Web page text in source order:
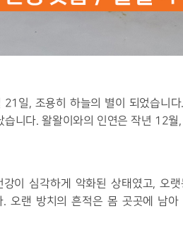
일, 조용히 하늘의 별이 되었습니
니다. 왈왈이와의 인연은 작년 12
이 심각하게 악화된 상태였고, 오
오랜 방치의 흔적은 몸 곳곳에 남